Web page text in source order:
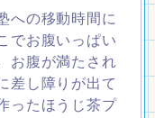
への移動時間に
でお腹いっぱい
お腹が満たされ
差し障りが出て
ったほうじ茶プ